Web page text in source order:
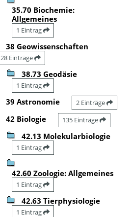
35.70 Biochemie:
Allgemeines
1 Eintrag
38 Geowissenschaften
28 Einträge
38.73 Geodäsie
1 Eintrag
39 Astronomie 2 Einträge
42 Biologie 135 Einträge
42.13 Molekularbiologie
1 Eintrag
42.60 Zoologie: Allgemeines
1 Eintrag
42.63 Tierphysiologie
1 Eintrag